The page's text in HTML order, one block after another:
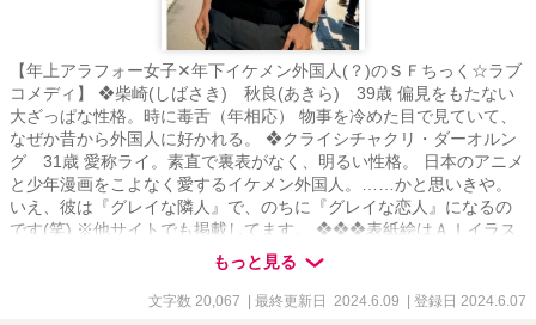
【年上アラフォー女子✕年下イケメン外国人(？)のＳＦちっく☆ラブ
コメディ】 ❖柴崎(しばさき) 秋良(あきら) 39歳 偏見をもたない
大ざっぱな性格。時に毒舌（年相応） 物事を冷めた目で見ていて、
なぜか昔から外国人に好かれる。 ❖クライシチャクリ・ダーオルン
グ 31歳 愛称ライ。素直で裏表がなく、明るい性格。 日本のアニメ
と少年漫画をこよなく愛するイケメン外国人。……かと思いきや。
いえ、彼は『グレイな隣人』で、のちに『グレイな恋人』になるの
です(笑) ※他サイトでも掲載してます。 ❖❖❖表紙絵はＡＩイラス
もっと見る
文字数 20,067 | 最終更新日 2024.6.09 | 登録日 2024.6.07